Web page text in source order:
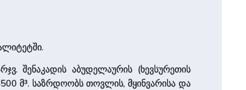
შენაკადის აბუდელაურის (ხევსურეთის
მ³. საზრდოობს თოვლის, მყინვარისა და